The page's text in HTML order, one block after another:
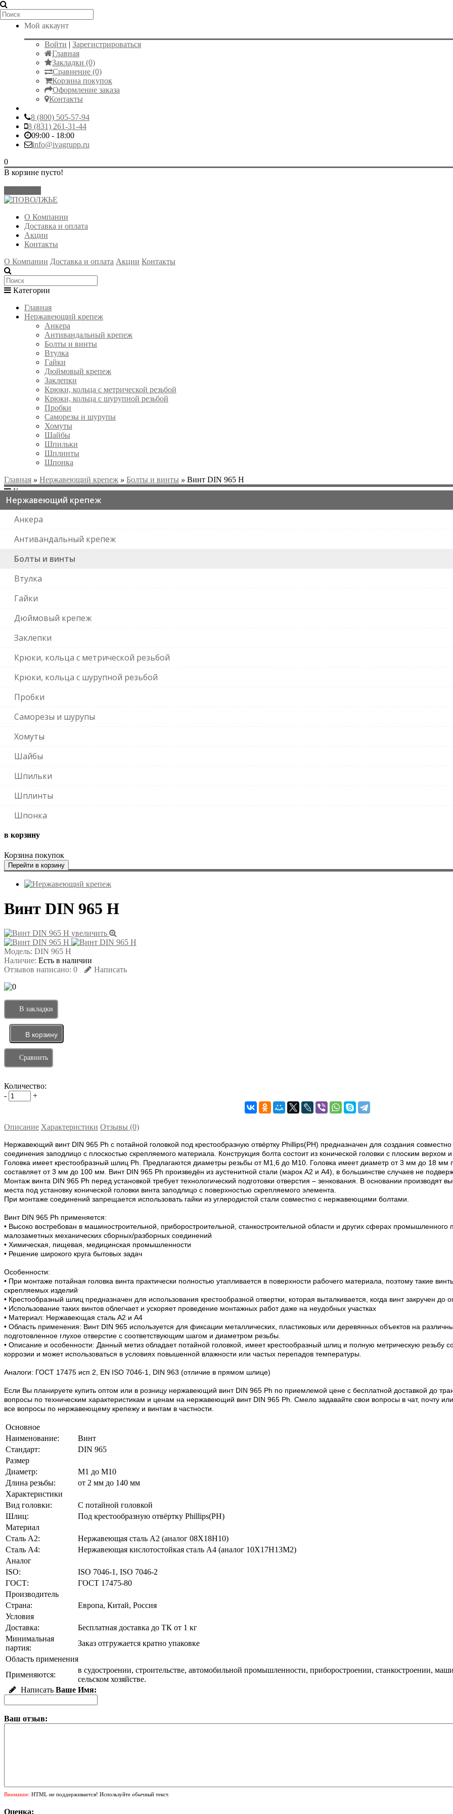
Мой аккаунт
Войти | Зарегистрироваться
Главная
Закладки (0)
Сравнение (0)
Корзина покупок
Оформление заказа
Контакты
8 (800) 505-57-94
8 (831) 261-31-44
09:00 - 18:00
info@ivagrupp.ru
0
В корзине пусто!
О Компании
Доставка и оплата
Акции
Контакты
О Компании Доставка и оплата Акции Контакты
Категории
Главная
Нержавеющий крепеж
Анкера
Антивандальный крепеж
Болты и винты
Втулка
Гайки
Дюймовый крепеж
Заклепки
Крюки, кольца с метрической резьбой
Крюки, кольца с шурупной резьбой
Пробки
Саморезы и шурупы
Хомуты
Шайбы
Шпильки
Шплинты
Шпонка
Главная » Нержавеющий крепеж » Болты и винты » Винт DIN 965 H
Категории
Нержавеющий крепеж
Анкера
Антивандальный крепеж
Болты и винты
Втулка
Гайки
Дюймовый крепеж
Заклепки
Крюки, кольца с метрической резьбой
Крюки, кольца с шурупной резьбой
Пробки
Саморезы и шурупы
Хомуты
Шайбы
Шпильки
Шплинты
Шпонка
в корзину
Корзина покупок
Перейти в корзину
Винт DIN 965 H
увеличить
Модель: DIN 965 H
Наличие: Есть в наличии
Отзывов написано: 0 Написать
В закладки
Сравнить
Количество:
-
+
Описание Характеристики Отзывы (0)
Нержавеющий винт DIN 965 Ph с потайной головкой под крестообразную отвёртку Phillips(PH) предназначен для создания совместно
соединения заподлицо с плоскостью скрепляемого материала. Конструкция болта состоит из конической головки с плоским верхом
Головка имеет крестообразный шлиц Ph. Предлагаются диаметры резьбы от М1,6 до М10. Головка имеет диаметр от 3 мм до 18
составляет от 3 мм до 100 мм. Винт DIN 965 Ph произведён из аустенитной стали (марок А2 и А4), в большинстве случаев не
Монтаж винта DIN 965 Ph перед установкой требует технологический подготовки отверстия – зенкования. В основании производят
места под установку конической головки винта заподлицо с поверхностью скрепляемого элемента.
При монтаже соединений запрещается использовать гайки из углеродистой стали совместно с нержавеющими болтами.
Винт DIN 965 Ph применяется:
• Высоко востребован в машиностроительной, приборостроительной, станкостроительной области и других сферах промышленного
малозаметных механических сборных/разборных соединений
• Химическая, пищевая, медицинская промышленности
• Решение широкого круга бытовых задач
Особенности:
• При монтаже потайная головка винта практически полностью утапливается в поверхности рабочего материала, поэтому такие
скрепляемых изделий
• Крестообразный шлиц предназначен для использования крестообразной отвертки, которая выталкивается, когда винт закручен до
• Использование таких винтов облегчает и ускоряет проведение монтажных работ даже на неудобных участках
• Материал: Нержавеющая сталь А2 и А4
• Область применения: Винт DIN 965 используется для фиксации металлических, пластиковых или деревянных объектов на
подготовленное глухое отверстие с соответствующим шагом и диаметром резьбы.
• Описание и особенности: Данный метиз обладает потайной головкой, имеет крестообразный шлиц и полную метрическую резьбу
коррозии и может использоваться в условиях повышенной влажности или частых перепадов температуры.
Аналоги: ГОСТ 17475 исп 2, EN ISO 7046-1, DIN 963 (отличие в прямом шлице)
Если Вы планируете купить оптом или в розницу нержавеющий винт DIN 965 Ph по приемлемой цене с бесплатной доставкой до
вопросы по техническим характеристикам и ценам на нержавеющий винт DIN 965 Ph. Смело задавайте свои вопросы в чат, почту
все вопросы по нержавеющему крепежу и винтам в частности.
Основное
Наименование:
Винт
Стандарт:
DIN 965
Размер
Диаметр:
М1 до М10
Длина резьбы:
от 2 мм до 140 мм
Характеристики
Вид головки:
С потайной головкой
Шлиц:
Под крестообразную отвёртку Phillips(PH)
Материал
Сталь А2:
Нержавеющая сталь А2 (аналог 08Х18Н10)
Сталь A4:
Нержавеющая кислотостойкая сталь A4 (аналог 10Х17Н13М2)
Аналог
ISO:
ISO 7046-1, ISO 7046-2
ГОСТ:
ГОСТ 17475-80
Производитель
Страна:
Европа, Китай, Россия
Условия
Доставка:
Бесплатная доставка до ТК от 1 кг
Минимальная
партия:
Заказ отгружается кратно упаковке
Область применения
Применяются:
в судостроении, строительстве, автомобильной промышленности, приборостроении, станкостроении,
сельском хозяйстве.
Написать Ваше Имя:
Ваш отзыв:
Внимание: HTML не поддерживается! Используйте обычный текст.
Оценка: